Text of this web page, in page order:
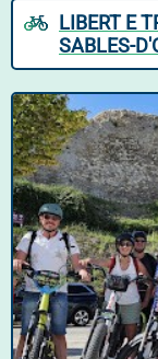
LIBERT E
SABLES-